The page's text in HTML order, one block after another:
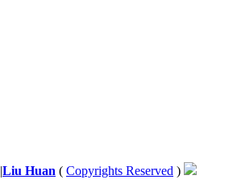
|Liu Huan ( Copyrights Reserved )